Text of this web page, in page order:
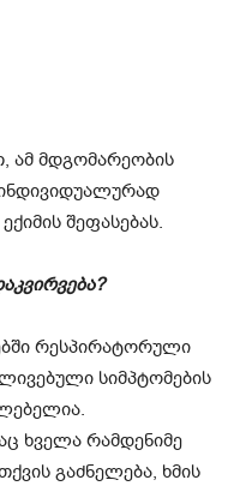
ამ მდგომარეობის
შეფასებას.
რესპირატორული
სიმპტომების
ხველა რამდენიმე
გაძნელება, ხმის